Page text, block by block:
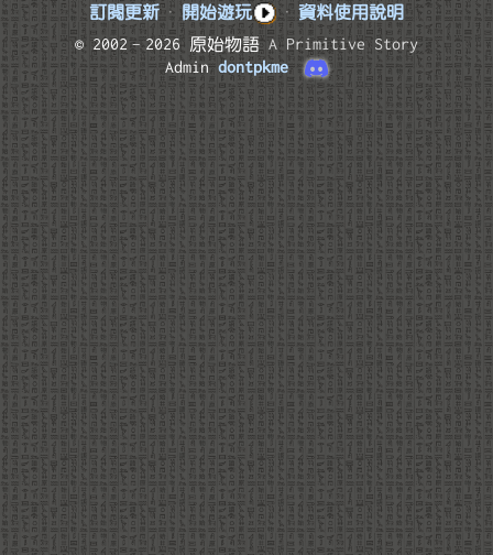
訂閱更新 · 開始遊玩 · 資料使用說明
© 2002–2026 原始物語 A Primitive Story
Admindontpkme